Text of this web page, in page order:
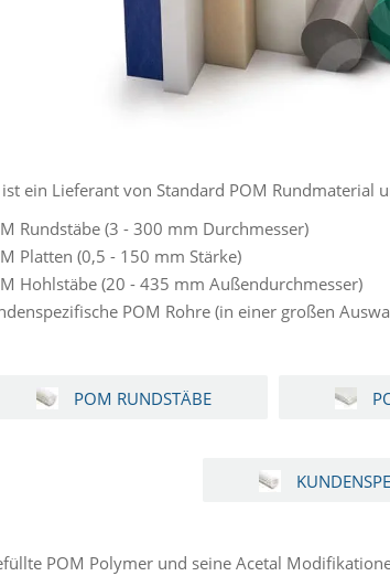
ein Lieferant von Standard POM Rundmaterial
Rundstäbe (3 - 300 mm Durchmesser)
Platten (0,5 - 150 mm Stärke)
Hohlstäbe (20 - 435 mm Außendurchmesser)
POM Rohre (in einer großen
POM RUNDSTÄBE
POM Polymer und seine Acetal